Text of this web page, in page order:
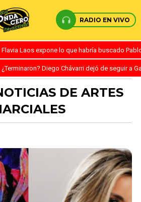
RADIO EN VIVO
Flavia Laos expone lo que habría buscado
¿Terminaron? Diego Chávarri dejó de seguir a
DE ARTES